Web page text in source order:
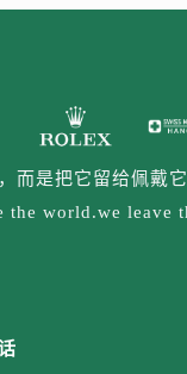
市青山区幸福路甲3
市红山区哈达街劳力
斯市东胜区伊金霍
尔市海拉尔区中央
勒盟市锡林浩特市
而是把它留给佩戴
world.we leave